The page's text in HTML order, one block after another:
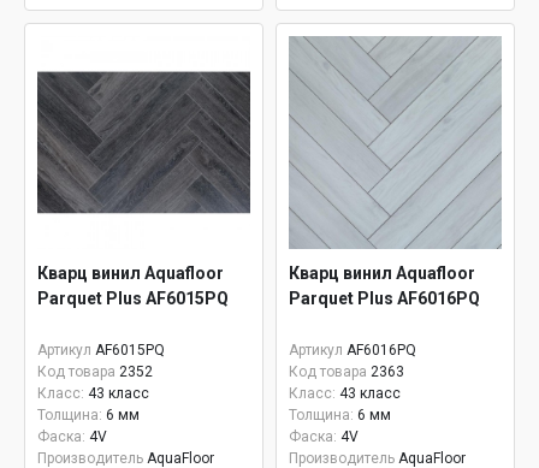
Кварц винил Aquafloor
Parquet Plus AF6015PQ
Артикул AF6015PQ
Код товара 2352
Класс: 43 класс
Толщина: 6 мм
Фаска: 4V
Производитель AquaFloor
Кварц винил Aquafloor
Parquet Plus AF6016PQ
Артикул AF6016PQ
Код товара 2363
Класс: 43 класс
Толщина: 6 мм
Фаска: 4V
Производитель AquaFloor